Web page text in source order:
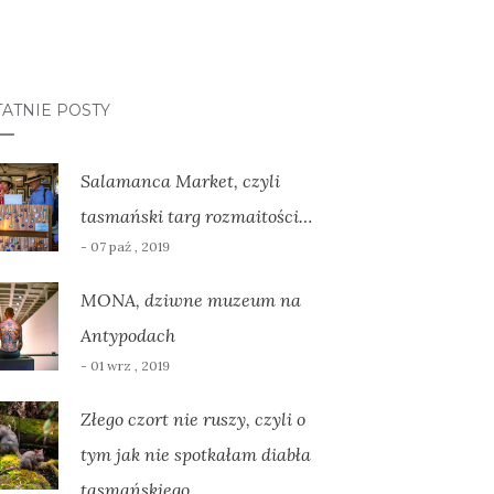
POSTY
Salamanca Market, czyli
tasmański targ rozmaitości…
- 07 paź , 2019
MONA, dziwne muzeum na
Antypodach
- 01 wrz , 2019
Złego czort nie ruszy, czyli o
tym jak nie spotkałam diabła
tasmańskiego